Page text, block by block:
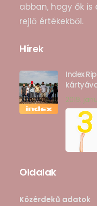
abban, hogy ők
rejlő értékekből.
Hírek
Index
2019.
Oldalak
Közérdekű adatok